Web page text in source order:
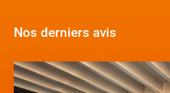
Nos derniers avis